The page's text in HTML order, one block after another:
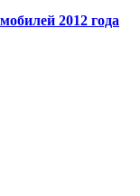
2012 года